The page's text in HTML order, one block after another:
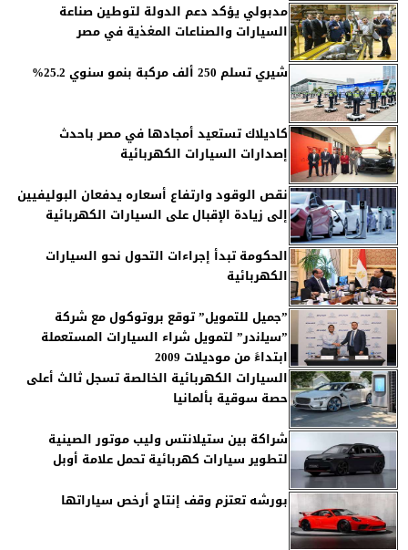
مدبولي يؤكد دعم الدولة لتوطين صناعة
السيارات والصناعات المغذية في مصر
شيري تسلم 250 ألف مركبة بنمو سنوي 25.2%
كاديلاك تستعيد أمجادها في مصر باحدث
إصدارات السيارات الكهربائية
نقص الوقود وارتفاع أسعاره يدفعان البوليفيين
إلى زيادة الإقبال على السيارات الكهربائية
الحكومة تبدأ إجراءات التحول نحو السيارات
الكهربائية
”جميل للتمويل” توقع بروتوكول مع شركة
”ﺳﯾﻠﻧدر” لتمويل شراء السيارات المستعملة
ابتداءً من موديلات 2009
السيارات الكهربائية الخالصة تسجل ثالث أعلى
حصة سوقية بألمانيا
شراكة بين ستيلانتس وليب موتور الصينية
لتطوير سيارات كهربائية تحمل علامة أوبل
بورشه تعتزم وقف إنتاج أرخص سياراتها